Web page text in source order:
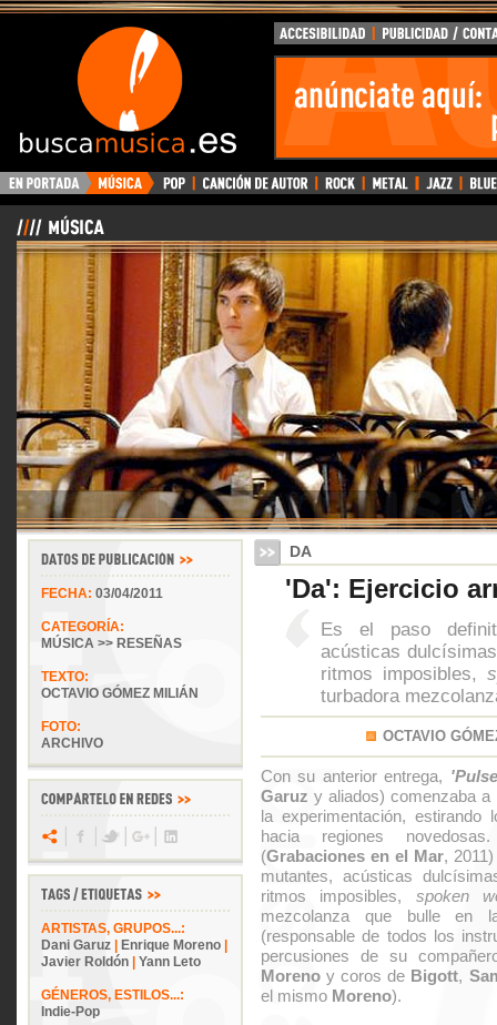
BuscaMusica.es
FECHA: 03/04/2011
CATEGORÍA:
MÚSICA >> RESEÑAS
TEXTO:
OCTAVIO GÓMEZ MILIÁN
FOTO:
ARCHIVO
ARTISTAS, GRUPOS...:
Dani Garuz
Enrique Moreno
Javier Roldón
Yann Leto
GÉNEROS, ESTILOS...:
Indie-Pop
DA
'Da': Ejercicio
Es el paso
acústicas
ritmos imposibles,
turbadora
OCTAVIO
Con su anterior entrega,
Garuz y aliados) comenzaba
la experimentación,
hacia regiones
(Grabaciones en el Mar,
mutantes, acústicas
ritmos imposibles, spoken
mezcolanza que bulle
(responsable de todos los
percusiones de su
Moreno y coros de Bigott,
el mismo Moreno).